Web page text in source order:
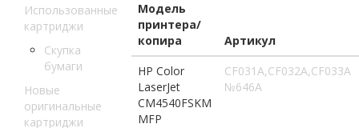
Использованные
картриджи
Скупка
бумаги
Новые
оригинальные
картриджи
Модель
принтера/
копира
Артикул
HP Color
LaserJet
CM4540FSKM
MFP
CF031A,CF032A,CF033A
№646A